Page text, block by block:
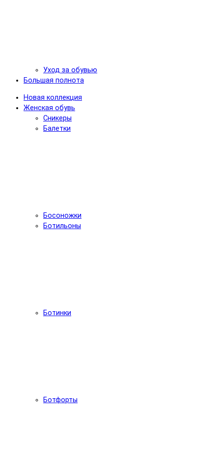
Уход за обувью
Большая полнота
Новая коллекция
Женская обувь
Сникеры
Балетки
Босоножки
Ботильоны
Ботинки
Ботфорты